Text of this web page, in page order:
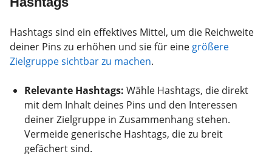
Hashtags sind ein effektives Mittel, um die Reichweite
deiner Pins zu erhöhen und sie für eine größere
Zielgruppe sichtbar zu machen.
Relevante Hashtags: Wähle Hashtags, die direkt
mit dem Inhalt deines Pins und den Interessen
deiner Zielgruppe in Zusammenhang stehen.
Vermeide generische Hashtags, die zu breit
gefächert sind.